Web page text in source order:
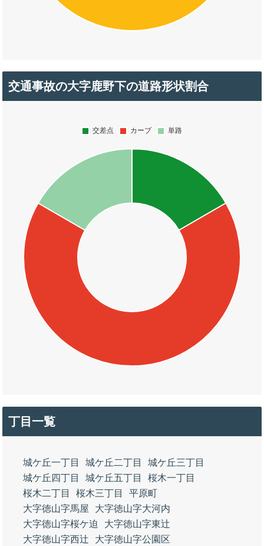
交通事故の大字鹿野下の道路形状割合
丁目一覧
城ケ丘一丁目 城ケ丘二丁目
城ケ丘三丁目
城ケ丘四丁目
城ケ丘五丁目
桜木一丁目
桜木二丁目
桜木三丁目
平原町
大字徳山字馬屋
大字徳山字大河内
大字徳山字桜ケ迫
大字徳山字東辻
大字徳山字西辻
大字徳山字公園区